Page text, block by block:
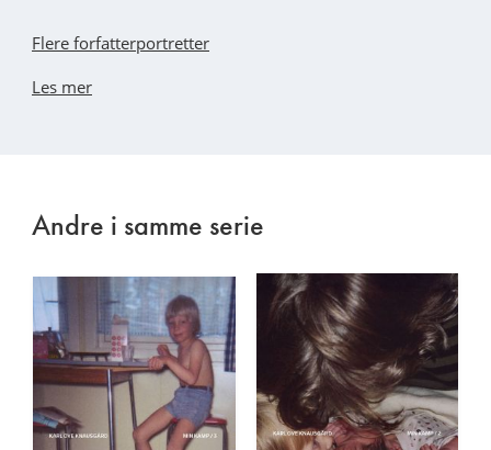
Flere forfatterportretter
Les mer
Andre i samme serie